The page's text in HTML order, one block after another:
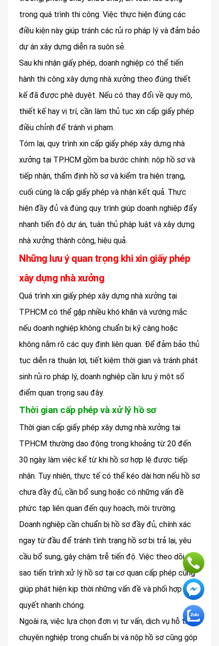
trong quá trình thi công. Việc thực hiện đúng các
điều kiện này giúp tránh các rủi ro pháp lý và đảm bảo
dự án xây dựng diễn ra suôn sẻ.
Sau khi nhận giấy phép, doanh nghiệp có thể tiến
hành thi công xây dựng nhà xưởng theo đúng thiết
kế đã được phê duyệt. Nếu có thay đổi về quy mô,
thiết kế hay vị trí, cần làm thủ tục xin cấp giấy phép
điều chỉnh để tránh vi phạm.
Tóm lại, quy trình xin cấp giấy phép xây dựng nhà
xưởng tại TP.HCM gồm ba bước chính: nộp hồ sơ và
tiếp nhận, thẩm định hồ sơ và kiểm tra hiện trạng,
cuối cùng là cấp giấy phép và nhận kết quả. Thực
hiện đầy đủ và đúng quy trình giúp doanh nghiệp đẩy
nhanh tiến độ dự án, tuân thủ pháp luật và xây dựng
nhà xưởng thành công, hiệu quả.
Những lưu ý quan trọng khi xin giấy phép
xây dựng nhà xưởng
Quá trình xin giấy phép xây dựng nhà xưởng tại
TP.HCM có thể gặp nhiều khó khăn và vướng mắc
nếu doanh nghiệp không chuẩn bị kỹ càng hoặc
không nắm rõ các quy định liên quan. Để đảm bảo thủ
tục diễn ra thuận lợi, tiết kiệm thời gian và tránh phát
sinh rủi ro pháp lý, doanh nghiệp cần lưu ý một số
điểm quan trọng sau đây.
Thời gian cấp phép và xử lý hồ sơ
Thời gian cấp giấy phép xây dựng nhà xưởng tại
TP.HCM thường dao động trong khoảng từ 20 đến
30 ngày làm việc kể từ khi hồ sơ hợp lệ được tiếp
nhận. Tuy nhiên, thực tế có thể kéo dài hơn nếu hồ sơ
chưa đầy đủ, cần bổ sung hoặc có những vấn đề
phức tạp liên quan đến quy hoạch, môi trường.
Doanh nghiệp cần chuẩn bị hồ sơ đầy đủ, chính xác
ngay từ đầu để tránh tình trạng hồ sơ bị trả lại, yêu
cầu bổ sung, gây chậm trễ tiến độ. Việc theo dõi sát
sao tiến trình xử lý hồ sơ tại cơ quan cấp phép cũng
giúp phát hiện kịp thời những vấn đề và phối hợp giải
quyết nhanh chóng.
Ngoài ra, việc lựa chọn đơn vị tư vấn, dịch vụ hỗ trợ
chuyên nghiệp trong chuẩn bị và nộp hồ sơ cũng góp